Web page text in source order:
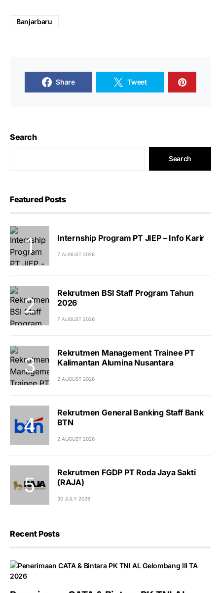
Banjarbaru
Share Tweet
Search
Search
Featured Posts
Internship Program PT JIEP – Info Karir
7 AUGUST 2026
Rekrutmen BSI Staff Program Tahun
2026
7 AUGUST 2026
Rekrutmen Management Trainee PT
Kalimantan Alumina Nusantara
2 AUGUST 2026
Rekrutmen General Banking Staff Bank
BTN
2 AUGUST 2026
Rekrutmen FGDP PT Roda Jaya Sakti
(RAJA)
30 JULY 2026
Recent Posts